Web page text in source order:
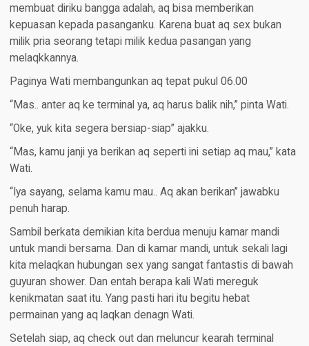
membuat diriku bangga adalah, aq bisa memberikan
kepuasan kepada pasanganku. Karena buat aq sex bukan
milik pria seorang tetapi milik kedua pasangan yang
melaqkkannya.
Paginya Wati membangunkan aq tepat pukul 06.00
“Mas.. anter aq ke terminal ya, aq harus balik nih,” pinta Wati.
“Oke, yuk kita segera bersiap-siap” ajakku.
“Mas, kamu janji ya berikan aq seperti ini setiap aq mau,” kata
Wati.
“Iya sayang, selama kamu mau.. Aq akan berikan” jawabku
penuh harap.
Sambil berkata demikian kita berdua menuju kamar mandi
untuk mandi bersama. Dan di kamar mandi, untuk sekali lagi
kita melaqkan hubungan sex yang sangat fantastis di bawah
guyuran shower. Dan entah berapa kali Wati mereguk
kenikmatan saat itu. Yang pasti hari itu begitu hebat
permainan yang aq laqkan denagn Wati.
Setelah siap, aq check out dan meluncur kearah terminal